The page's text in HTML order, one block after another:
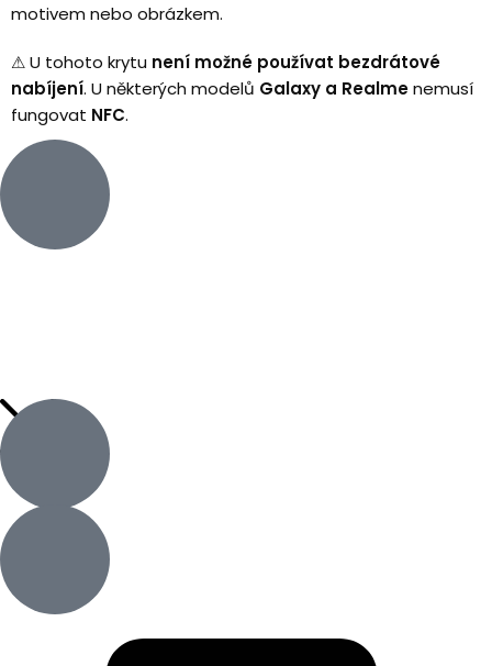
motivem nebo obrázkem.
⚠U tohoto krytu není možné používat bezdrátové
nabíjení. U některých modelů Galaxy a Realmenemusí
fungovat NFC.